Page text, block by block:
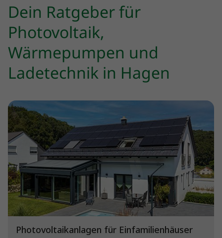
Dein Ratgeber für
Photovoltaik,
Wärmepumpen und
Ladetechnik in Hagen
Photovoltaikanlagen für Einfamilienhäuser